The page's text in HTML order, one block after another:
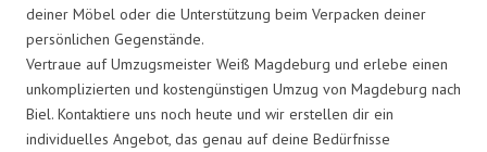
deiner Möbel oder die Unterstützung beim Verpacken deiner
persönlichen Gegenstände.
Vertraue auf Umzugsmeister Weiß Magdeburg und erlebe einen
unkomplizierten und kostengünstigen Umzug von Magdeburg nach
Biel. Kontaktiere uns noch heute und wir erstellen dir ein
individuelles Angebot, das genau auf deine Bedürfnisse